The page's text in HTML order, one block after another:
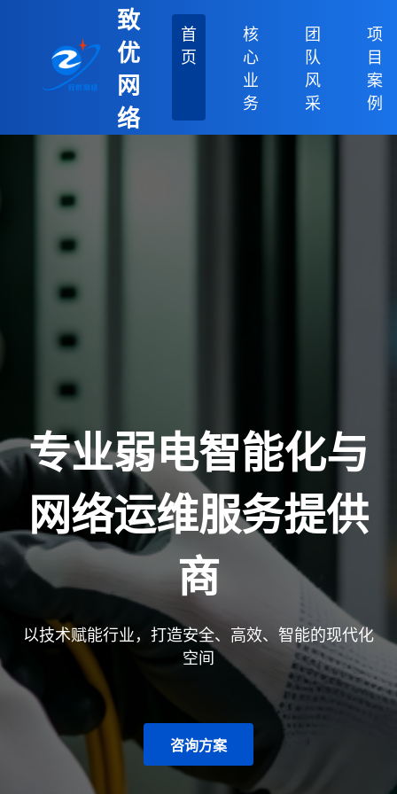
致
优
网
络
首
页
核
心
业
务
团
队
风
采
项
目
案
例
专业弱电智能化与
网络运维服务提供
商
以技术赋能行业，打造安全、高效、智能的现代化
空间
咨询方案